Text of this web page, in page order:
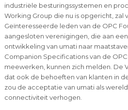
industriële besturingssystemen en
Working Group die nu is opgericht, zal
Geïnteresseerde leden van de OPC
aangesloten verenigingen, die aan
ontwikkeling van umati naar
Companion Specifications van de
meewerken, kunnen zich melden. De
dat ook de behoeften van klanten in
zou de acceptatie van umati als
connectiviteit verhogen.